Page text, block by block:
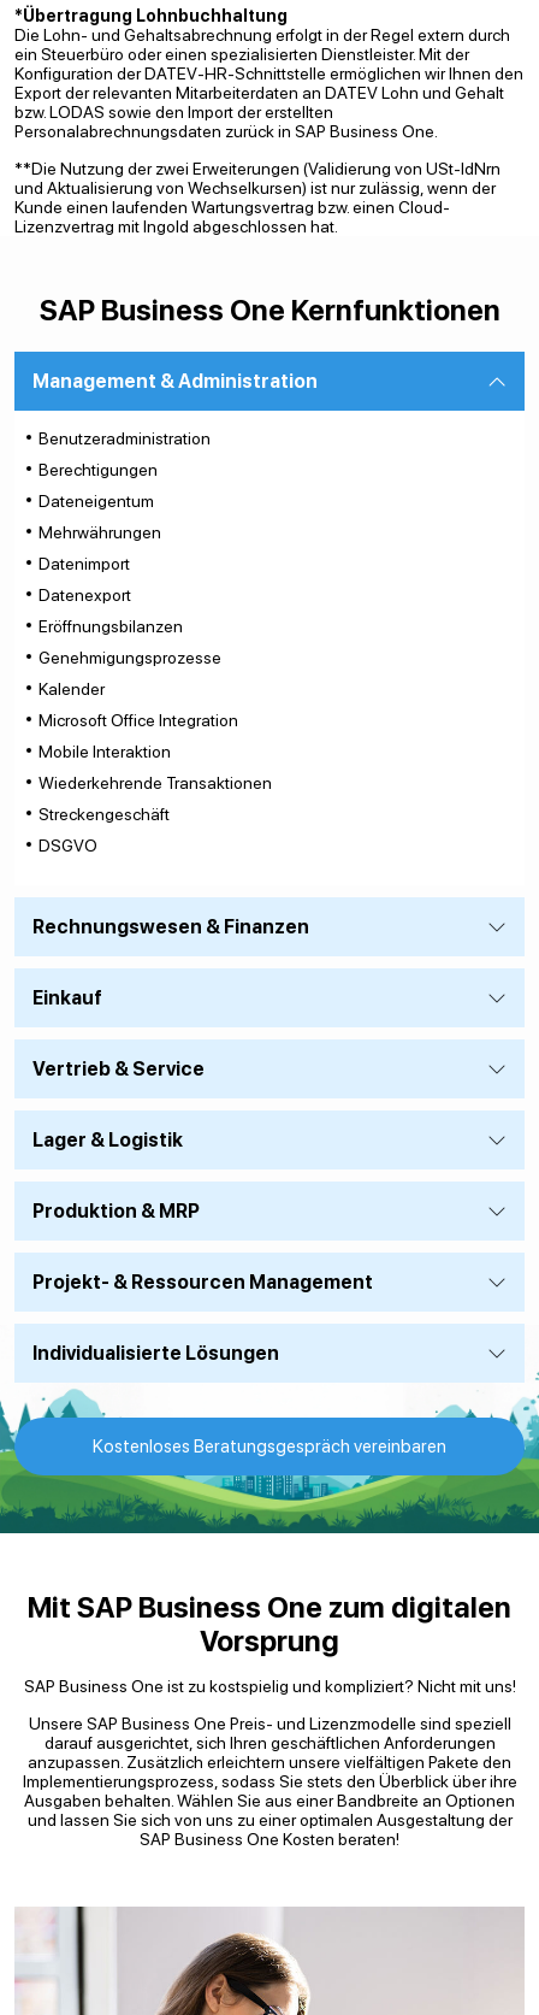
*Übertragung Lohnbuchhaltung
Die Lohn- und Gehaltsabrechnung erfolgt in der Regel extern durch
ein Steuerbüro oder einen spezialisierten Dienstleister. Mit der
Konfiguration der DATEV-HR-Schnittstelle ermöglichen wir Ihnen den
Export der relevanten Mitarbeiterdaten an DATEV Lohn und Gehalt
bzw. LODAS sowie den Import der erstellten
Personalabrechnungsdaten zurück in SAP Business One.
**Die Nutzung der zwei Erweiterungen (Validierung von USt-IdNrn
und Aktualisierung von Wechselkursen) ist nur zulässig, wenn der
Kunde einen laufenden Wartungsvertrag bzw. einen Cloud-
Lizenzvertrag mit Ingold abgeschlossen hat.
SAP Business One Kernfunktionen
Management & Administration
Benutzeradministration
Berechtigungen
Dateneigentum
Mehrwährungen
Datenimport
Datenexport
Eröffnungsbilanzen
Genehmigungsprozesse
Kalender
Microsoft Office Integration
Mobile Interaktion
Wiederkehrende Transaktionen
Streckengeschäft
DSGVO
Rechnungswesen & Finanzen
Einkauf
Vertrieb & Service
Lager & Logistik
Produktion & MRP
Projekt- & Ressourcen Management
Individualisierte Lösungen
Kostenloses Beratungsgespräch vereinbaren
Mit SAP Business One zum digitalen
Vorsprung
SAP Business One ist zu kostspielig und kompliziert? Nicht mit uns!
Unsere SAP Business One Preis- und Lizenzmodelle sind speziell
darauf ausgerichtet, sich Ihren geschäftlichen Anforderungen
anzupassen. Zusätzlich erleichtern unsere vielfältigen Pakete den
Implementierungsprozess, sodass Sie stets den Überblick über ihre
Ausgaben behalten. Wählen Sie aus einer Bandbreite an Optionen
und lassen Sie sich von uns zu einer optimalen Ausgestaltung der
SAP Business One Kosten beraten!